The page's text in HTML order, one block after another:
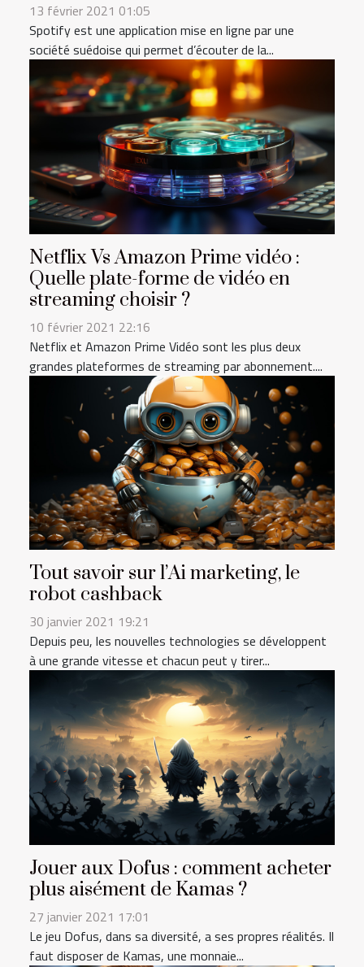
13 février 2021 01:05
Spotify est une application mise en ligne par une
société suédoise qui permet d’écouter de la...
Netflix Vs Amazon Prime vidéo :
Quelle plate-forme de vidéo en
streaming choisir ?
10 février 2021 22:16
Netflix et Amazon Prime Vidéo sont les plus deux
grandes plateformes de streaming par abonnement....
Tout savoir sur l’Ai marketing, le
robot cashback
30 janvier 2021 19:21
Depuis peu, les nouvelles technologies se développent
à une grande vitesse et chacun peut y tirer...
Jouer aux Dofus : comment acheter
plus aisément de Kamas ?
27 janvier 2021 17:01
Le jeu Dofus, dans sa diversité, a ses propres réalités. Il
faut disposer de Kamas, une monnaie...